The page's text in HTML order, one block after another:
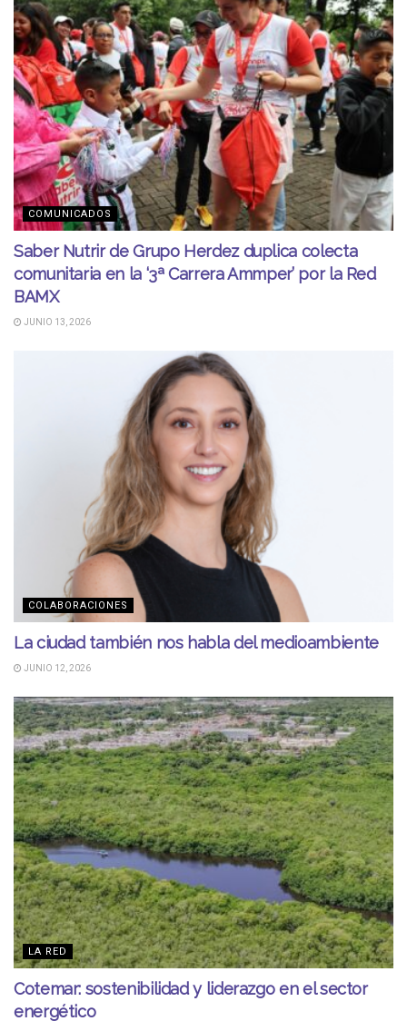
COMUNICADOS
Saber Nutrir de Grupo Herdez duplica colecta
comunitaria en la ‘3ª Carrera Ammper’ por la Red
BAMX
JUNIO 13, 2026
COLABORACIONES
La ciudad también nos habla del medioambiente
JUNIO 12, 2026
LA RED
Cotemar: sostenibilidad y liderazgo en el sector
energético